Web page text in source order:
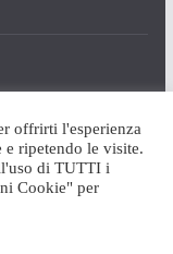
riservati.
offrirti l'esperienza
e ripetendo le visite.
di TUTTI i
Cookie" per